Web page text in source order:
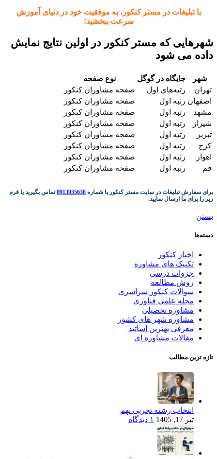
با تبلیغات در مستر کنکور، به موفقیت خود در دنیای آموزش
سرعت ببخشید!
شهرهایی که مستر کنکور در اولین نتایج نمایش
داده می شود
شهر جایگاه در گوگل
نوع صفحه
تهران
رتبه‌های اول
صفحه مشاوران کنکور
اصفهان رتبه اول
صفحه مشاوران کنکور
مشهد
رتبه اول
صفحه مشاوران کنکور
شیراز
رتبه اول
صفحه مشاوران کنکور
تبریز
رتبه اول
صفحه مشاوران کنکور
کرج
رتبه اول
صفحه مشاوران کنکور
اهواز
رتبه اول
صفحه مشاوران کنکور
قم
رتبه اول صفحه مشاوران کنکور
برای سفارش تبلیغات در سایت مستر کنکور با شماره 0913935638 تماس بگیرید یا فرم
زیر را برای ما ارسال نمایید.
بستن
دسته‌ها
اخبار کنکور
تکنیک های مشاوره
جزوات درسی
روش مطالعه
سوالات کنکور سراسری
مجله علمی فناوری
مشاوره تحصیلی
مشاوره شهر های کشور
معرفی بهترین اساتید
مقالات مشاوره ای
تازه ترین مطالب
انتخاب رشته تجربی نهم
تیر 17, 1405
۱ دیدگاه